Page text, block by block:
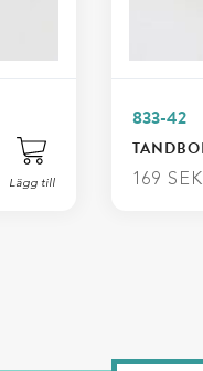
Lägg till
833-42
169 SEK